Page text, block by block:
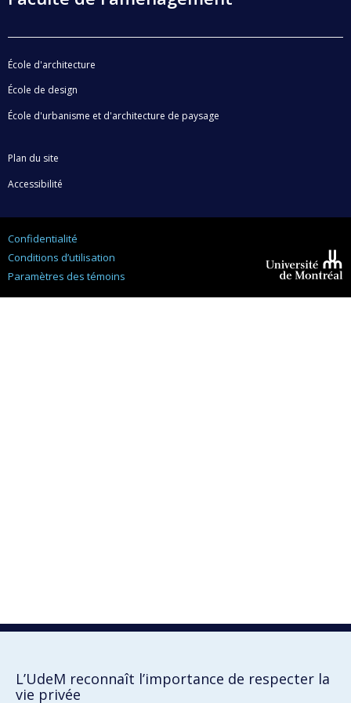
École d'architecture
École de design
École d'urbanisme et d'architecture de paysage
Plan du site
Accessibilité
Confidentialité
Conditions d’utilisation
Paramètres des témoins
Montréal
L’UdeM reconnaît l’importance de respecter la
vie privée